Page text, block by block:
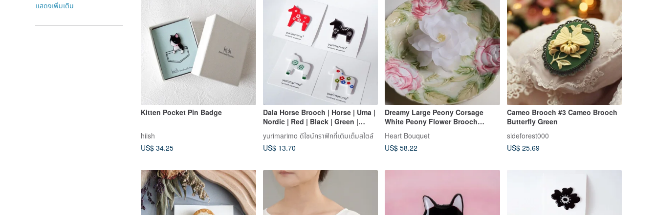
แสดงเพิ่มเติม
Kitten Pocket Pin Badge
hiish
US$ 34.25
Dala Horse Brooch | Horse | Uma |
Nordic | Red | Black | Green |
Floral Pattern | Cute | Lightweight
| Karui
yurimarimo ดีไซน์กราฟิกที่เติมเต็มสไตล์
US$ 13.70
Dreamy Large Peony Corsage
White Peony Flower Brooch
Lightweight Elegant Graceful
Noble Pure Refreshing Shakuyaku
Sha Ku Yaku Botan Acrylic Resin
Heart Bouquet
US$ 58.22
Cameo Brooch #3 Cameo Brooch
Butterfly Green
sideforest000
US$ 25.69